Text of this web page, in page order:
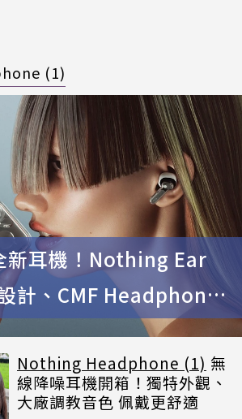
(1)
耳機！Nothing Ear
計、CMF Headphone
Nothing Headphone (1) 無
線降噪耳機開箱！獨特外觀、
大廠調教音色 佩戴更舒適